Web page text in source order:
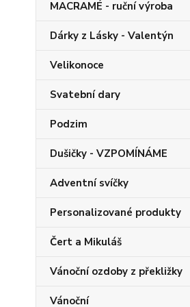
MACRAMÉ - ruční výroba
Dárky z Lásky - Valentýn
Velikonoce
Svatební dary
Podzim
Dušičky - VZPOMÍNÁME
Adventní svíčky
Personalizované produkty
Čert a Mikuláš
Vánoční ozdoby z překližky
Vánoční